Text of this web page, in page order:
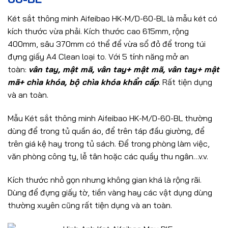
Két sắt thông minh Aifeibao HK-M/D-60-BL là mẫu két có
kích thước vừa phải. Kích thước cao 615mm, rộng
400mm, sâu 370mm có thể để vừa sổ đỏ để trong túi
đựng giấy A4 Clean loại to. Với 5 tính năng mở an
toàn: vân tay, mật mã, vân tay+ mật mã, vân tay+ mật
mã+ chìa khóa, bộ chìa khóa khẩn cấp. Rất tiện dụng
và an toàn.
Mẫu Két sắt thông minh Aifeibao HK-M/D-60-BL thường
dùng để trong tủ quần áo, để trên táp đầu giường, để
trên giá kệ hay trong tủ sách. Để trong phòng làm việc,
văn phòng công ty, lễ tân hoặc các quầy thu ngân…v.v.
Kích thước nhỏ gọn nhưng không gian khá là rộng rãi.
Dùng để đựng giấy tờ, tiền vàng hay các vật dụng dùng
thường xuyên cũng rất tiện dụng và an toàn.